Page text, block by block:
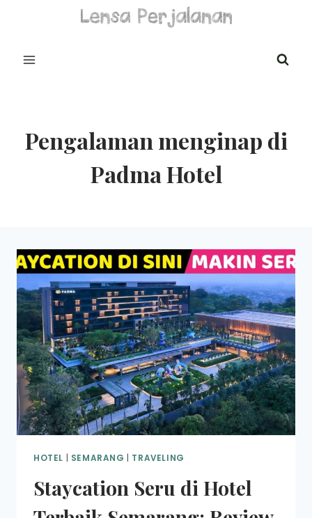
Pengalaman menginap di
Padma Hotel
HOTEL SEMARANG TRAVELING
Staycation Seru di Hotel